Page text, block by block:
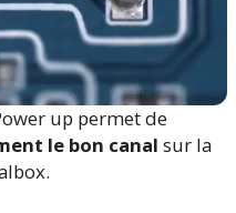
up permet de
le bon canal sur la